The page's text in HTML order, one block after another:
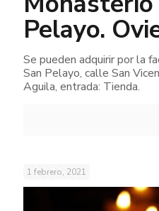
Pelayo.
Se pueden adquirir por la
San Pelayo, calle San
Aguila, entrada: Tienda.
1 febrero, 2021